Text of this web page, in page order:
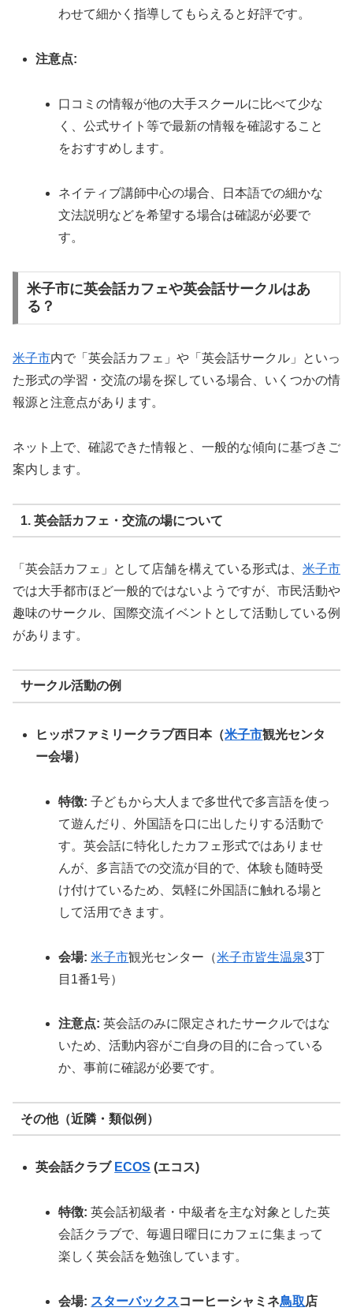
わせて細かく指導してもらえると好評です。
注意点:
口コミの情報が他の大手スクールに比べて少な
く、公式サイト等で最新の情報を確認すること
をおすすめします。
ネイティブ講師中心の場合、日本語での細かな
文法説明などを希望する場合は確認が必要で
す。
米子市に英会話カフェや英会話サークルはあ
る？
米子市内で「英会話カフェ」や「英会話サークル」といっ
た形式の学習・交流の場を探している場合、いくつかの情
報源と注意点があります。
ネット上で、確認できた情報と、一般的な傾向に基づきご
案内します。
1. 英会話カフェ・交流の場について
「英会話カフェ」として店舗を構えている形式は、 米子市
では大手都市ほど一般的ではないようですが、市民活動や
趣味のサークル、国際交流イベントとして活動している例
があります。
サークル活動の例
ヒッポファミリークラブ西日本（米子市観光センタ
ー会場）
特徴: 子どもから大人まで多世代で多言語を使っ
て遊んだり、外国語を口に出したりする活動で
す。英会話に特化したカフェ形式ではありませ
んが、多言語での交流が目的で、体験も随時受
け付けているため、気軽に外国語に触れる場と
して活用できます。
会場: 米子市観光センター（米子市皆生温泉3丁
目1番1号）
注意点: 英会話のみに限定されたサークルではな
いため、活動内容がご自身の目的に合っている
か、事前に確認が必要です。
その他（近隣・類似例）
英会話クラブ ECOS (エコス)
特徴: 英会話初級者・中級者を主な対象とした英
会話クラブで、毎週日曜日にカフェに集まって
楽しく英会話を勉強しています。
会場: スターバックスコーヒーシャミネ鳥取店